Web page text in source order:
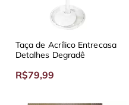
Taça de Acrílico Entrecasa
Detalhes Degradê
R$79,99